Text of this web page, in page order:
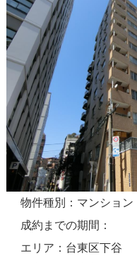
物件種別：マンション
成約までの期間：
エリア：台東区下谷